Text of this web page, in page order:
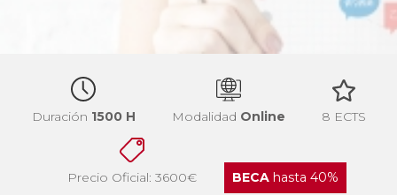
Duración 1500 H Modalidad Online 8 ECTS
Precio Oficial: 3600€ BECAhasta 40%